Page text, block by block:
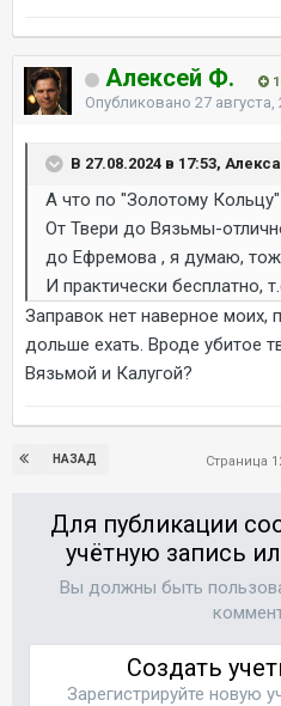
Алексей Ф.
Опубликовано 27 августа,
В 27.08.2024 в 17:53,
А что по "Золотому
От Твери до Вязьмы-
до Ефремова , я думаю,
И практически бесплатно,
Заправок нет наверное моих,
дольше ехать. Вроде убитое
Вязьмой и Калугой?
НАЗАД Страница
Для публикации
учётную запись
Вы должны быть
Создать
Зарегистрируйте новую